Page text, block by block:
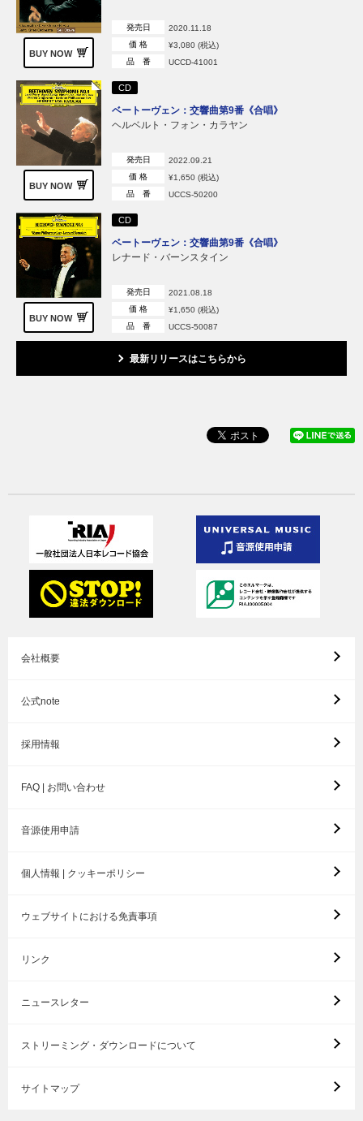
BUY NOW
発売日
2020.11.18
価 格
¥3,080 (税込)
品 番
UCCD-41001
BUY NOW
CD
ベートーヴェン：交響曲第9番《合唱》
ヘルベルト・フォン・カラヤン
発売日
2022.09.21
価 格
¥1,650 (税込)
品 番
UCCS-50200
BUY NOW
CD
ベートーヴェン：交響曲第9番《合唱》
レナード・バーンスタイン
発売日
2021.08.18
価 格
¥1,650 (税込)
品 番
UCCS-50087
最新リリースはこちらから
会社概要
公式note
採用情報
FAQ | お問い合わせ
音源使用申請
個人情報 | クッキーポリシー
ウェブサイトにおける免責事項
リンク
ニュースレター
ストリーミング・ダウンロードについて
サイトマップ